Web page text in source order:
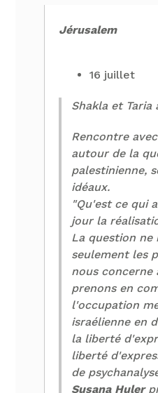
Jérusalem
16 juillet
Shakla et Taria
Rencontre avec
autour de la
palestinienne,
idéaux.
"Qu'est ce qui
jour la
La question ne
seulement les
nous concerne
prenons en
l'occupation
israélienne en
la liberté
liberté
de
Susana Huler